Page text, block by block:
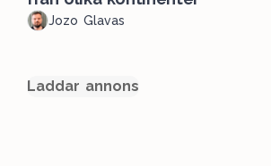
Jozo Glavas
Laddar annons